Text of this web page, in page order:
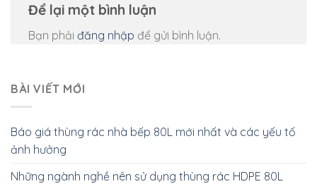
Để lại một bình luận
Bạn phải đăng nhập để gửi bình luận.
BÀI VIẾT MỚI
Báo giá thùng rác nhà bếp 80L mới nhất và các yếu tố
ảnh hưởng
Những ngành nghề nên sử dụng thùng rác HDPE 80L